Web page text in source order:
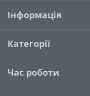
Інформація
Категорії
Час роботи